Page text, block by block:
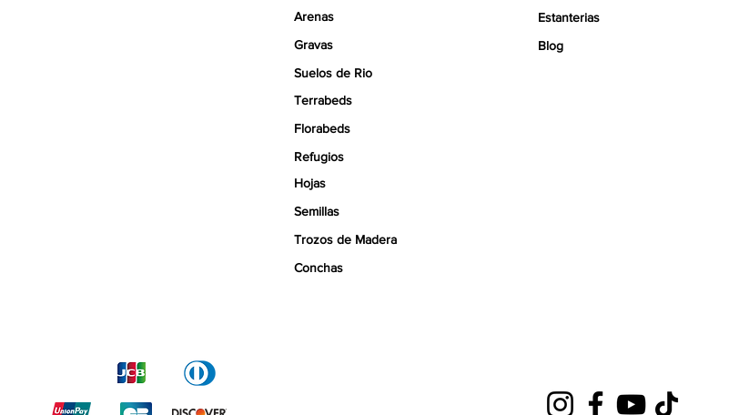
Arenas
Gravas
Suelos de Rio
Terrabeds
Florabeds
Refugios
Hojas
Semillas
Trozos de Madera
Conchas
Estanterias
Blog